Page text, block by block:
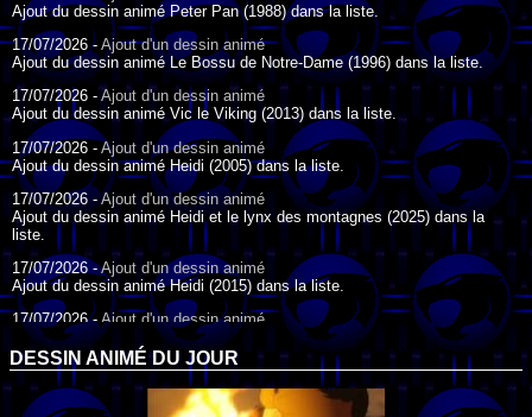
Ajout du dessin animé Peter Pan (1988) dans la liste.
17/07/2026 - Ajout d'un dessin animé
Ajout du dessin animé Le Bossu de Notre-Dame (1996) dans la liste.
17/07/2026 - Ajout d'un dessin animé
Ajout du dessin animé Vic le Viking (2013) dans la liste.
17/07/2026 -Ajout d'un dessin animé
Ajout du dessin animé Heidi (2005) dans la liste.
17/07/2026 -Ajout d'un dessin animé
Ajout du dessin animé Heidi et le lynx des montagnes (2025) dans la
liste.
17/07/2026 -Ajout d'un dessin animé
Ajout du dessin animé Heidi (2015) dans la liste.
17/07/2026 - Ajout d'un dessin animé
Ajout du dessin animé Heidi (1995) dans la liste.
09/07/2026 -Ajout d'un dessin animé
Ajout du dessin animé Genki l'Aventurier de la Chance (2006) dans la
liste.
DESSIN ANIMÉ DU JOUR